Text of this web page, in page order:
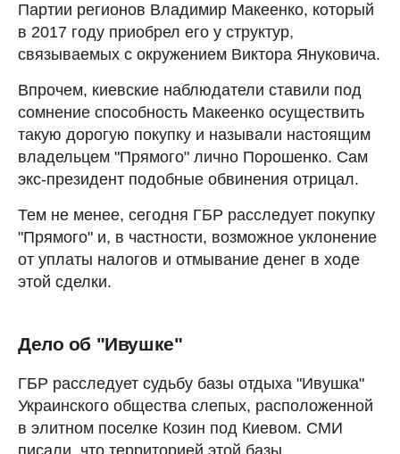
Партии регионов Владимир Макеенко, который
в 2017 году приобрел его у структур,
связываемых с окружением Виктора Януковича.
Впрочем, киевские наблюдатели ставили под
сомнение способность Макеенко осуществить
такую дорогую покупку и называли настоящим
владельцем "Прямого" лично Порошенко. Сам
экс-президент подобные обвинения отрицал.
Тем не менее, сегодня ГБР расследует покупку
"Прямого" и, в частности, возможное уклонение
от уплаты налогов и отмывание денег в ходе
этой сделки.
Дело об "Ивушке"
ГБР расследует судьбу базы отдыха "Ивушка"
Украинского общества слепых, расположенной
в элитном поселке Козин под Киевом. СМИ